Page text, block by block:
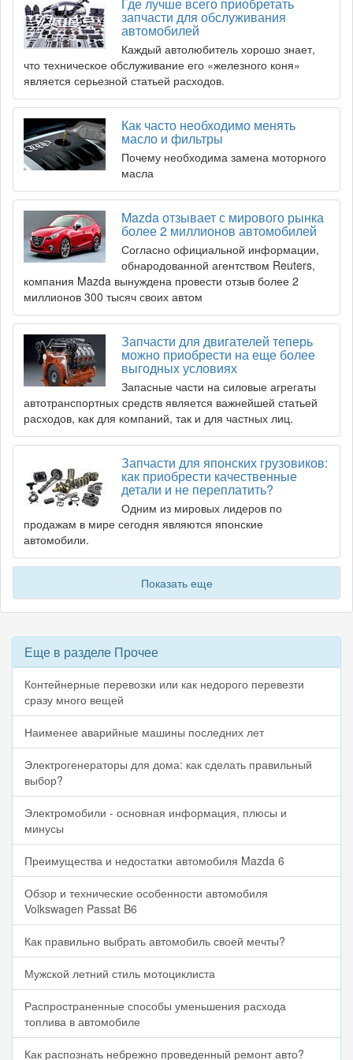
Где лучше всего приобретать
запчасти для обслуживания
автомобилей
Каждый автолюбитель хорошо знает,
что техническое обслуживание его «железного коня»
является серьезной статьей расходов.
Как часто необходимо менять
масло и фильтры
Почему необходима замена моторного
масла
Mazda отзывает с мирового рынка
более 2 миллионов автомобилей
Согласно официальной информации,
обнародованной агентством Reuters,
компания Mazda вынуждена провести отзыв более 2
миллионов 300 тысяч своих автом
Запчасти для двигателей теперь
можно приобрести на еще более
выгодных условиях
Запасные части на силовые агрегаты
автотранспортных средств является важнейшей статьей
расходов, как для компаний, так и для частных лиц.
Запчасти для японских грузовиков:
как приобрести качественные
детали и не переплатить?
Одним из мировых лидеров по
продажам в мире сегодня являются японские
автомобили.
Показать еще
Еще в разделе Прочее
Контейнерные перевозки или как недорого перевезти
сразу много вещей
Наименее аварийные машины последних лет
Электрогенераторы для дома: как сделать правильный
выбор?
Электромобили - основная информация, плюсы и
минусы
Преимущества и недостатки автомобиля Mazda 6
Обзор и технические особенности автомобиля
Volkswagen Passat B6
Как правильно выбрать автомобиль своей мечты?
Мужской летний стиль мотоциклиста
Распространенные способы уменьшения расхода
топлива в автомобиле
Как распознать небрежно проведенный ремонт авто?